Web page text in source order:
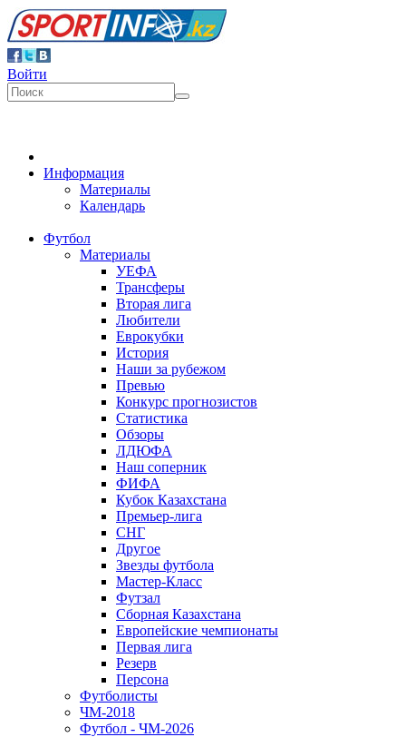
Войти
Информация
Материалы
Календарь
Футбол
Материалы
УЕФА
Трансферы
Вторая лига
Любители
Еврокубки
История
Наши за рубежом
Превью
Конкурс прогнозистов
Статистика
Обзоры
ЛДЮФА
Наш соперник
ФИФА
Кубок Казахстана
Премьер-лига
СНГ
Другое
Звезды футбола
Мастер-Класс
Футзал
Сборная Казахстана
Европейские чемпионаты
Первая лига
Резерв
Персона
Футболисты
ЧМ-2018
Футбол - ЧМ-2026